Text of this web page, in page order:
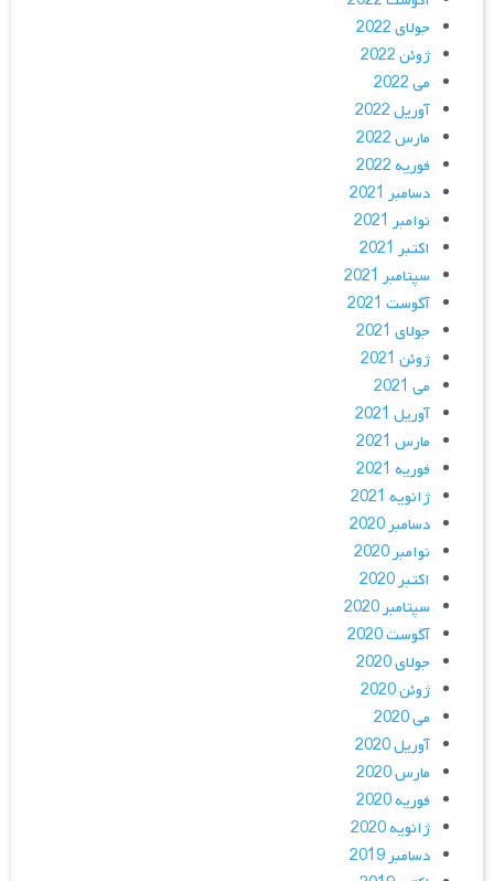
جولای 2022
ژوئن 2022
می 2022
آوریل 2022
مارس 2022
فوریه 2022
دسامبر 2021
نوامبر 2021
اکتبر 2021
سپتامبر 2021
آگوست 2021
جولای 2021
ژوئن 2021
می 2021
آوریل 2021
مارس 2021
فوریه 2021
ژانویه 2021
دسامبر 2020
نوامبر 2020
اکتبر 2020
سپتامبر 2020
آگوست 2020
جولای 2020
ژوئن 2020
می 2020
آوریل 2020
مارس 2020
فوریه 2020
ژانویه 2020
دسامبر 2019